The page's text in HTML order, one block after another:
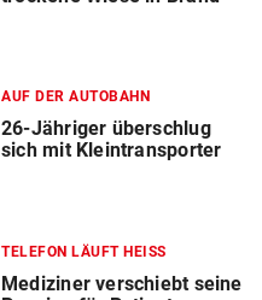
AUF DER AUTOBAHN
26-Jähriger überschlug
sich mit Kleintransporter
TELEFON LÄUFT HEISS
Mediziner verschiebt seine